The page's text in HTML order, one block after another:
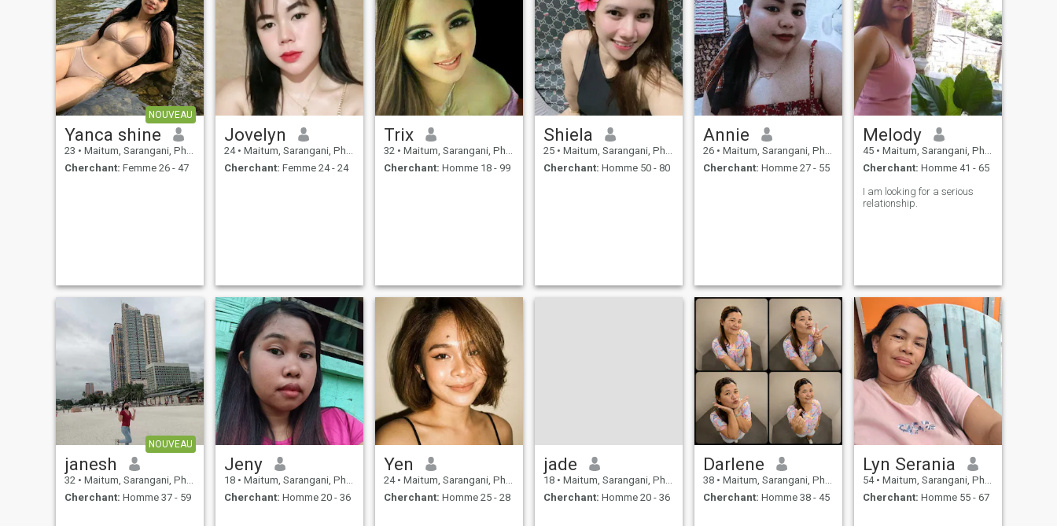
NOUVEAU
Yanca shine
23 • Maitum, Sarangani, Philippines
Cherchant: Femme 26 - 47
Jovelyn
24 • Maitum, Sarangani, Philippines
Cherchant: Femme 24 - 24
Trix
32 • Maitum, Sarangani, Philippines
Cherchant: Homme 18 - 99
Shiela
25 • Maitum, Sarangani, Philippines
Cherchant: Homme 50 - 80
Annie
26 • Maitum, Sarangani, Philippines
Cherchant: Homme 27 - 55
Melody
45 • Maitum, Sarangani, Philippines
Cherchant: Homme 41 - 65
I am looking for a serious
relationship.
NOUVEAU
janesh
32 • Maitum, Sarangani, Philippines
Cherchant: Homme 37 - 59
Jeny
18 • Maitum, Sarangani, Philippines
Cherchant: Homme 20 - 36
Yen
24 • Maitum, Sarangani, Philippines
Cherchant: Homme 25 - 28
jade
18 • Maitum, Sarangani, Philippines
Cherchant: Homme 20 - 36
Darlene
38 • Maitum, Sarangani, Philippines
Cherchant: Homme 38 - 45
Lyn Serania
54 • Maitum, Sarangani, Philippines
Cherchant: Homme 55 - 67